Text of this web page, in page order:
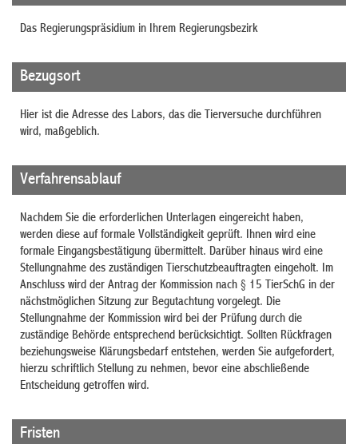
Das Regierungspräsidium in Ihrem Regierungsbezirk
Bezugsort
Hier ist die Adresse des Labors, das die Tierversuche durchführen
wird, maßgeblich.
Verfahrensablauf
Nachdem Sie die erforderlichen Unterlagen eingereicht haben,
werden diese auf formale Vollständigkeit geprüft. Ihnen wird eine
formale Eingangsbestätigung übermittelt. Darüber hinaus wird eine
Stellungnahme des zuständigen Tierschutzbeauftragten eingeholt. Im
Anschluss wird der Antrag der Kommission nach § 15 TierSchG in der
nächstmöglichen Sitzung zur Begutachtung vorgelegt. Die
Stellungnahme der Kommission wird bei der Prüfung durch die
zuständige Behörde entsprechend berücksichtigt. Sollten Rückfragen
beziehungsweise Klärungsbedarf entstehen, werden Sie aufgefordert,
hierzu schriftlich Stellung zu nehmen, bevor eine abschließende
Entscheidung getroffen wird.
Fristen